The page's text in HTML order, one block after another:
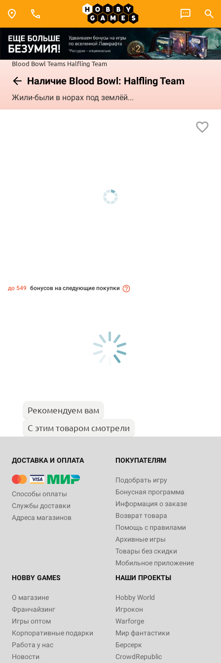
Blood Bowl Teams Halfling Team
Наличие Blood Bowl: Halfling Team
Жили-были в норах под землёй...
до 549 бонусов на следующие покупки
Рекомендуем вам
С этим товаром смотрели
ДОСТАВКА И ОПЛАТА
Способы оплаты
Службы доставки
Адреса магазинов
ПОКУПАТЕЛЯМ
Подобрать игру
Бонусная программа
Информация о заказе
Возврат товара
Помощь с правилами
Архивные игры
Товары без скидки
Мобильное приложение
HOBBY GAMES
О магазине
Франчайзинг
Игры оптом
Корпоративные подарки
Работа у нас
Новости
НАШИ ПРОЕКТЫ
Hobby World
Игрокон
Warforge
Мир фантастики
Берсерк
CrowdRepublic